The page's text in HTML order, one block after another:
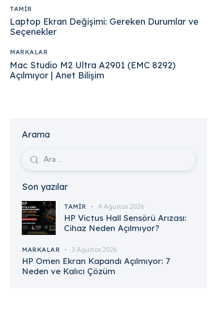
TAMIR
Laptop Ekran Değişimi: Gereken Durumlar ve
Seçenekler
MARKALAR
Mac Studio M2 Ultra A2901 (EMC 8292)
Açılmıyor | Anet Bilişim
Arama
Son yazılar
TAMIR 4 Ağustos 2026
HP Victus Hall Sensörü Arızası:
Cihaz Neden Açılmıyor?
MARKALAR 3 Ağustos 2026
HP Omen Ekran Kapandı Açılmıyor: 7
Neden ve Kalıcı Çözüm